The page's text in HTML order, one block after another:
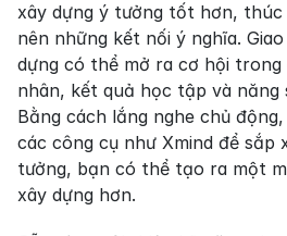
xây dựng ý tưởng tốt hơn,
nên những kết nối ý nghĩa.
dựng có thể mở ra cơ hội trong
nhân, kết quả học tập và năng
Bằng cách lắng nghe chủ
các công cụ như Xmind để sắp
tưởng, bạn có thể tạo ra một
xây dựng hơn.